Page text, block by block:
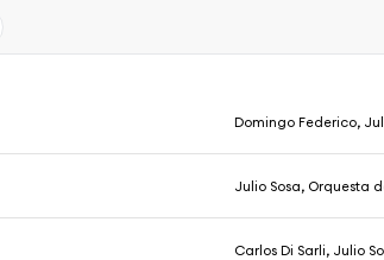
Domingo Federico,
Julio Sosa, Orquesta
Carlos Di Sarli, Julio